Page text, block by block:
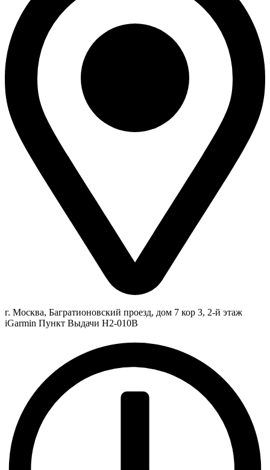
г. Москва, Багратионовский проезд, дом 7 кор 3, 2-й этаж
iGarmin Пункт Выдачи Н2-010В